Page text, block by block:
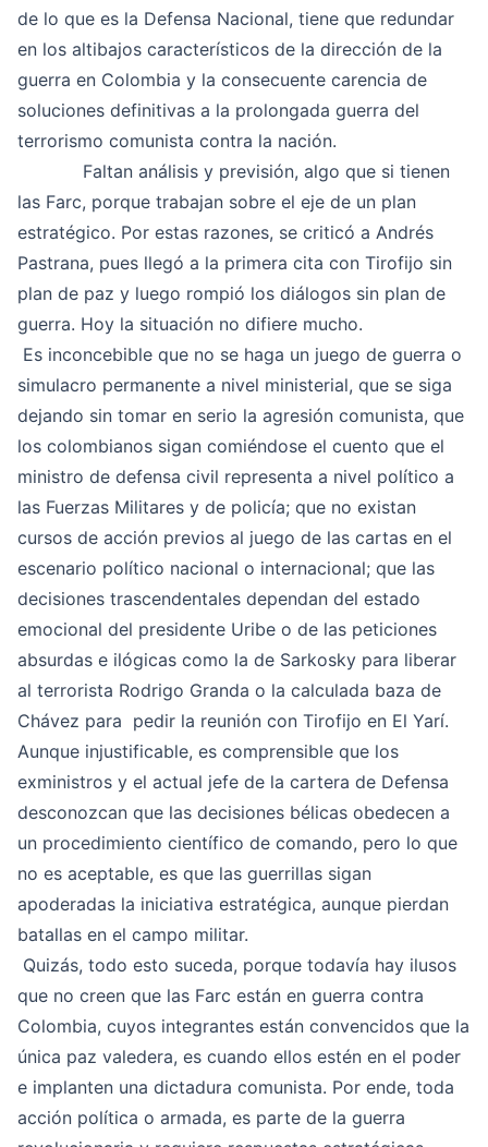
de lo que es la Defensa Nacional, tiene que redundar
en los altibajos característicos de la dirección de la
guerra en Colombia y la consecuente carencia de
soluciones definitivas a la prolongada guerra del
terrorismo comunista contra la nación.
Faltan análisis y previsión, algo que si tienen
las Farc, porque trabajan sobre el eje de un plan
estratégico. Por estas razones, se criticó a Andrés
Pastrana, pues llegó a la primera cita con Tirofijo sin
plan de paz y luego rompió los diálogos sin plan de
guerra. Hoy la situación no difiere mucho.
Es inconcebible que no se haga un juego de guerra o
simulacro permanente a nivel ministerial, que se siga
dejando sin tomar en serio la agresión comunista, que
los colombianos sigan comiéndose el cuento que el
ministro de defensa civil representa a nivel político a
las Fuerzas Militares y de policía; que no existan
cursos de acción previos al juego de las cartas en el
escenario político nacional o internacional; que las
decisiones trascendentales dependan del estado
emocional del presidente Uribe o de las peticiones
absurdas e ilógicas como la de Sarkosky para liberar
al terrorista Rodrigo Granda o la calculada baza de
Chávez para pedir la reunión con Tirofijo en El Yarí.
Aunque injustificable, es comprensible que los
exministros y el actual jefe de la cartera de Defensa
desconozcan que las decisiones bélicas obedecen a
un procedimiento científico de comando, pero lo que
no es aceptable, es que las guerrillas sigan
apoderadas la iniciativa estratégica, aunque pierdan
batallas en el campo militar.
Quizás, todo esto suceda, porque todavía hay ilusos
que no creen que las Farc están en guerra contra
Colombia, cuyos integrantes están convencidos que la
única paz valedera, es cuando ellos estén en el poder
e implanten una dictadura comunista. Por ende, toda
acción política o armada, es parte de la guerra